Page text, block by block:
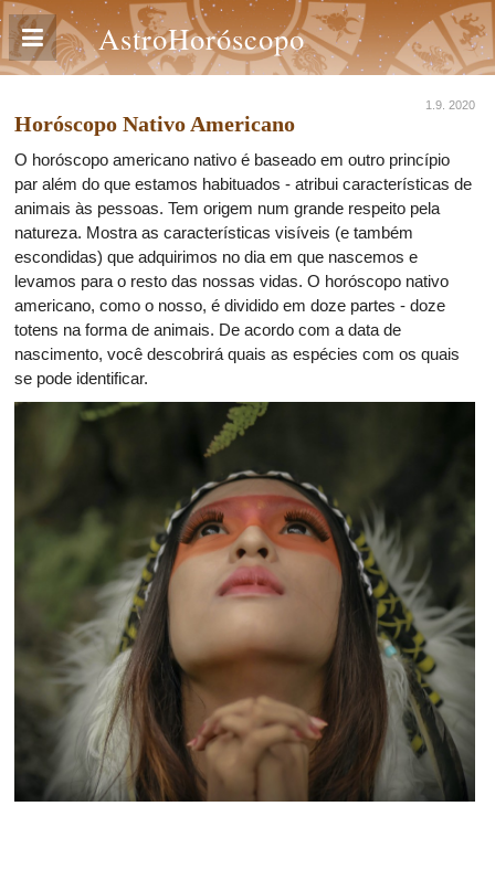
AstroHoróscopo
1.9. 2020
Horóscopo Nativo Americano
O horóscopo americano nativo é baseado em outro princípio
par além do que estamos habituados - atribui características de
animais às pessoas. Tem origem num grande respeito pela
natureza. Mostra as características visíveis (e também
escondidas) que adquirimos no dia em que nascemos e
levamos para o resto das nossas vidas. O horóscopo nativo
americano, como o nosso, é dividido em doze partes - doze
totens na forma de animais. De acordo com a data de
nascimento, você descobrirá quais as espécies com os quais
se pode identificar.